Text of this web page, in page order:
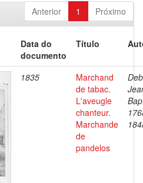
Anterior 1 Próximo
Data do
documento
Título
1835
Marchand
de tabac.
L'aveugle
chanteur.
Marchande
de
pandelos